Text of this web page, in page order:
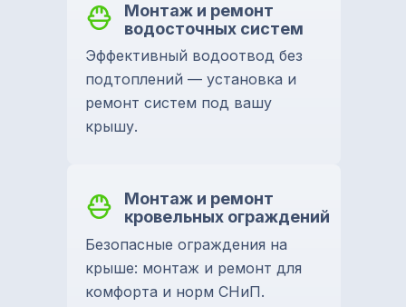
Монтаж и ремонт
водосточных систем
Эффективный водоотвод без
подтоплений — установка и
ремонт систем под вашу
крышу.
Монтаж и ремонт
кровельных ограждений
Безопасные ограждения на
крыше: монтаж и ремонт для
комфорта и норм СНиП.